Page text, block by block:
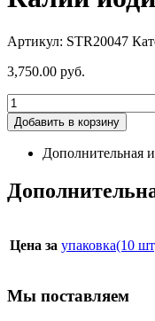
Артикул: STR20047
3,750.00 руб.
Добавить в корзину
Дополнительная
Цена за упаковка(10
Мы поставляем